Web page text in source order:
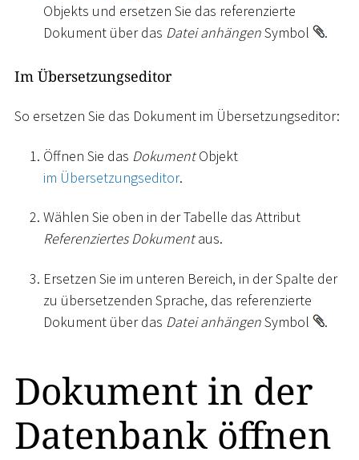
Objekts und ersetzen Sie das referenzierte
Dokument über das Datei anhängenSymbol .
Im Übersetzungseditor
So ersetzen Sie das Dokument im Übersetzungseditor:
Öffnen Sie das DokumentObjekt
im Übersetzungseditor.
Wählen Sie oben in der Tabelle das Attribut
Referenziertes Dokumentaus.
Ersetzen Sie im unteren Bereich, in der Spalte der
zu übersetzenden Sprache, das referenzierte
Dokument über das Datei anhängenSymbol .
Dokument in der
Datenbank öffnen